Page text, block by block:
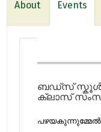
About Events
ബഡ്സ് സ്കൂൾ
ക്ലാസ്